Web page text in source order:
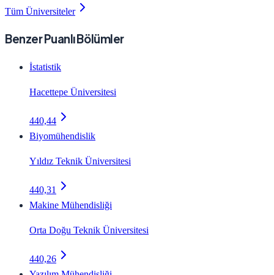
Tüm Üniversiteler
Benzer Puanlı Bölümler
İstatistik
Hacettepe Üniversitesi
440,44
Biyomühendislik
Yıldız Teknik Üniversitesi
440,31
Makine Mühendisliği
Orta Doğu Teknik Üniversitesi
440,26